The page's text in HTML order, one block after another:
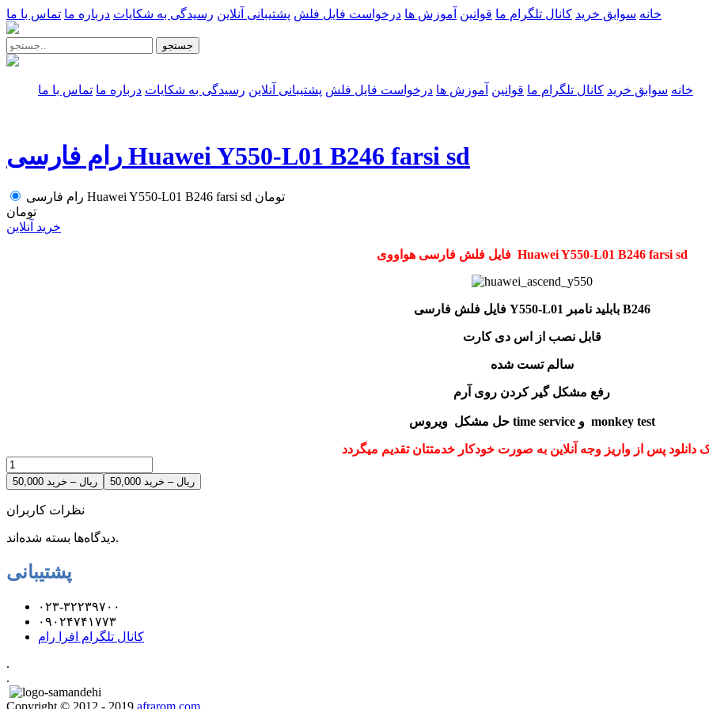
خانه سوابق خرید کانال تلگرام ما قوانین آموزش ها درخواست فایل فلش پشتیبانی آنلاین رسیدگی به شکایات درباره ما تماس با ما
جستجو
خانه سوابق خرید کانال تلگرام ما قوانین آموزش ها درخواست فایل فلش پشتیبانی آنلاین رسیدگی به شکایات درباره ما تماس با ما
رام فارسی Huawei Y550-L01 B246 farsi sd
رام فارسی Huawei Y550-L01 B246 farsi sd تومان
تومان
خرید آنلاین
فایل فلش فارسی هواووی Huawei Y550-L01 B246 farsi sd
فایل فلش فارسی Y550-L01 بابلید نامبر B246
قابل نصب از اس دی کارت
سالم تست شده
رفع مشکل گیر کردن روی آرم
حل مشکل ویروس time service و monkey test
دانلود پس از واریز وجه آنلاین به صورت خودکار خدمتتان تقدیم میگردد
50,000 ریال – خرید
نظرات کاربران
دیدگاه‌ها بسته شده‌اند.
پشتیبانی
۰۲۳-۳۲۲۳۹۷۰۰
۰۹۰۲۴۷۴۱۷۷۳
کانال تلگرام افرا رام
.
.
Copyright © 2012 - 2019 afrarom.com